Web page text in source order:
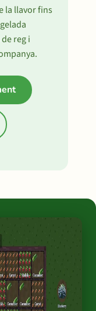
la llavor fins
reg i